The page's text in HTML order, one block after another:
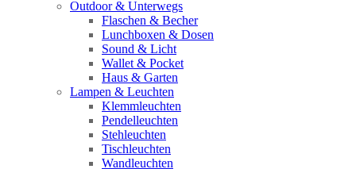
Outdoor & Unterwegs
Flaschen & Becher
Lunchboxen & Dosen
Sound & Licht
Wallet & Pocket
Haus & Garten
Lampen & Leuchten
Klemmleuchten
Pendelleuchten
Stehleuchten
Tischleuchten
Wandleuchten